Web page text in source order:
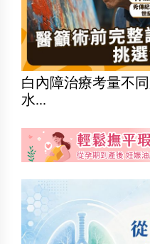
白內障治療考量不
水...